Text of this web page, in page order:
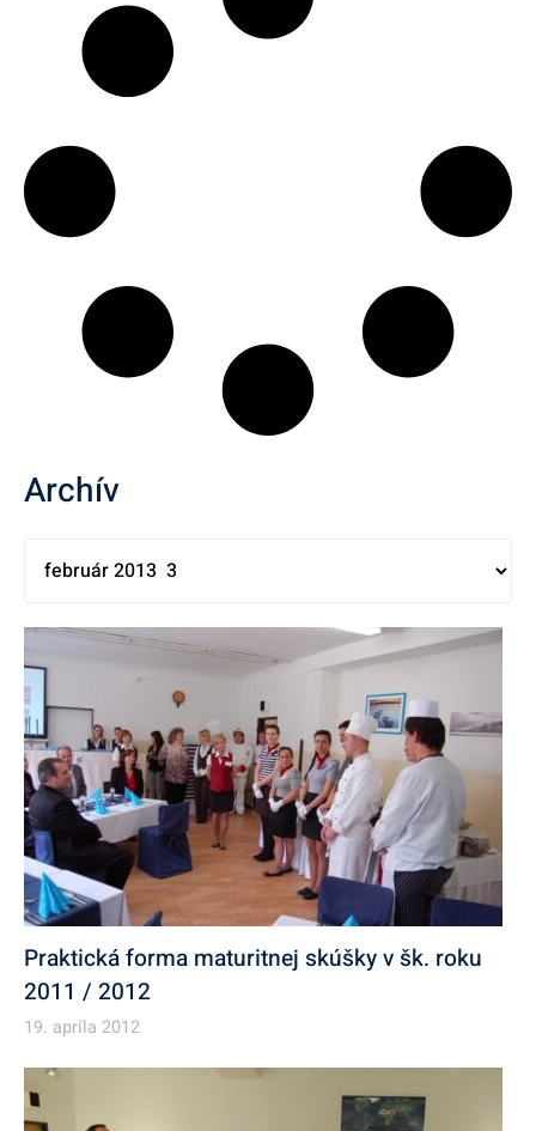
Archív
Praktická forma maturitnej skúšky v šk. roku
2011 / 2012
19. apríla 2012